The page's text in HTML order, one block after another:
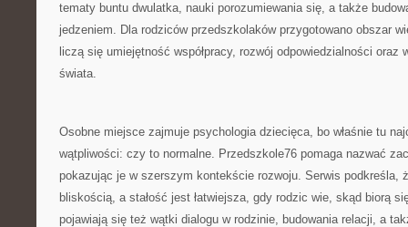
tematy buntu dwulatka, nauki porozumiewania się, a także
jedzeniem. Dla rodziców przedszkolaków przygotowano obszar
liczą się umiejętność współpracy, rozwój odpowiedzialności oraz
świata.
Osobne miejsce zajmuje psychologia dziecięca, bo właśnie tu
wątpliwości: czy to normalne. Przedszkole76 pomaga nazwać
pokazując je w szerszym kontekście rozwoju. Serwis podkreśla,
bliskością, a stałość jest łatwiejsza, gdy rodzic wie, skąd biorą
pojawiają się też wątki dialogu w rodzinie, budowania relacji, a